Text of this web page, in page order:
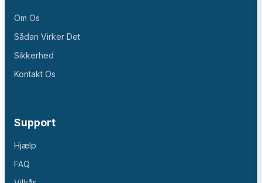
Om Os
Sådan Virker Det
Sikkerhed
Kontakt Os
Support
Hjælp
FAQ